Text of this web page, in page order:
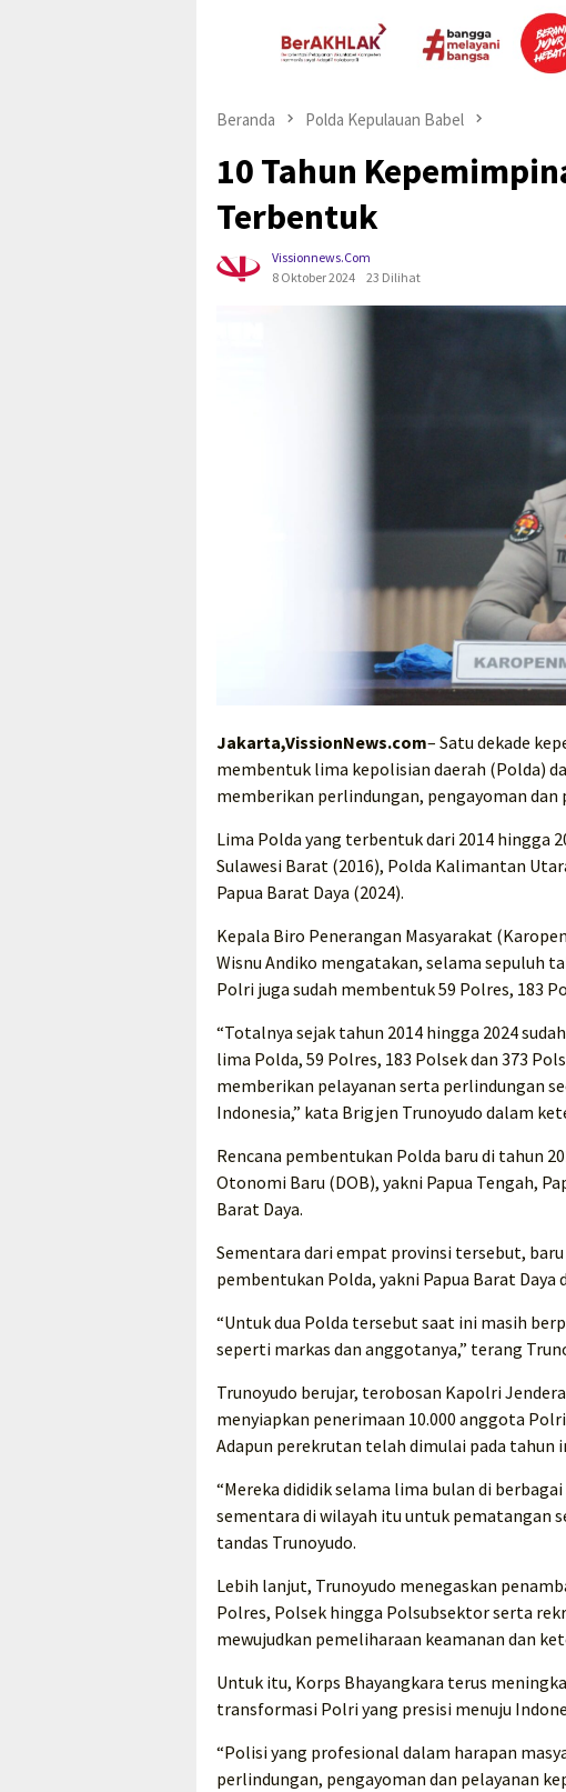
Beranda Polda Kepulauan Babel
10 Tahun
Terbentuk
Vissionnews.com
8 Oktober 2024
23 Dilihat
Jakarta,VissionNews.com– Satu dekade
membentuk lima kepolisian daerah (Polda)
memberikan perlindungan, pengayoman dan
Lima Polda yang terbentuk dari 2014 hingga
Sulawesi Barat (2016), Polda Kalimantan
Papua Barat Daya (2024).
Kepala Biro Penerangan Masyarakat
Wisnu Andiko mengatakan, selama sepuluh
Polri juga sudah membentuk 59 Polres, 183
“Totalnya sejak tahun 2014 hingga 2024
lima Polda, 59 Polres, 183 Polsek dan 373
memberikan pelayanan serta perlindungan
Indonesia,” kata Brigjen Trunoyudo dalam
Rencana pembentukan Polda baru di tahun
Otonomi Baru (DOB), yakni Papua Tengah,
Barat Daya.
Sementara dari empat provinsi tersebut,
pembentukan Polda, yakni Papua Barat Daya
“Untuk dua Polda tersebut saat ini masih
seperti markas dan anggotanya,” terang
Trunoyudo berujar, terobosan Kapolri
menyiapkan penerimaan 10.000 anggota
Adapun perekrutan telah dimulai pada tahun
“Mereka dididik selama lima bulan di
sementara di wilayah itu untuk pematangan
tandas Trunoyudo.
Lebih lanjut, Trunoyudo menegaskan
Polres, Polsek hingga Polsubsektor serta
mewujudkan pemeliharaan keamanan dan
Untuk itu, Korps Bhayangkara terus
transformasi Polri yang presisi menuju
“Polisi yang profesional dalam harapan
perlindungan, pengayoman dan pelayanan